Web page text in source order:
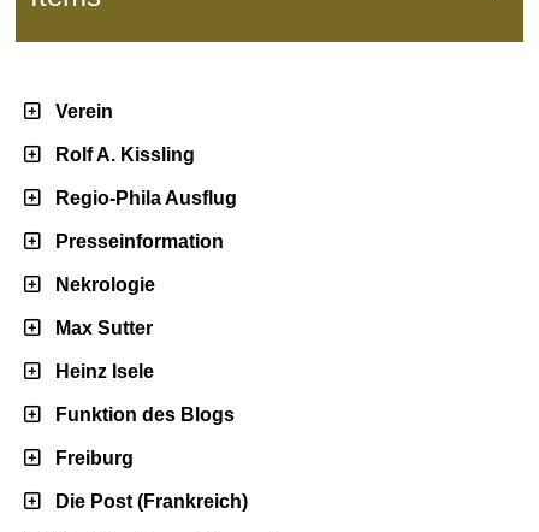
Verein
Rolf A. Kissling
Regio-Phila Ausflug
Presseinformation
Nekrologie
Max Sutter
Heinz Isele
Funktion des Blogs
Freiburg
Die Post (Frankreich)